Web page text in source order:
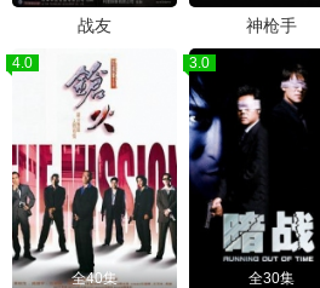
战友 神枪手
4.0
全40集
3.0
全30集